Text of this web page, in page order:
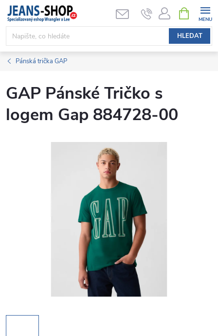
Přejít
obsah
HLEDAT
NÁKUPNÍ
KOŠÍK
Pánská trička GAP
GAP Pánské Tričko s
logem Gap 884728-00